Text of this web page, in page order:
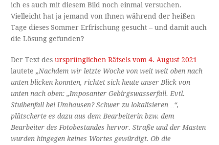
ich es auch mit diesem Bild noch einmal versuchen.
Vielleicht hat ja jemand von Ihnen während der heißen
Tage dieses Sommer Erfrischung gesucht – und damit auch
die Lösung gefunden?
Der Text desursprünglichen Rätsels vom 4. August 2021
lautete„Nachdem wir letzte Woche von weit weit oben nach
unten blicken konnten, richtet sich heute unser Blick von
unten nach oben: „Imposanter Gebirgswasserfall. Evtl.
Stuibenfall bei Umhausen? Schwer zu lokalisieren…“,
plätscherte es dazu aus dem Bearbeiterin bzw. dem
Bearbeiter des Fotobestandes hervor. Straße und der Masten
wurden hingegen keines Wortes gewürdigt. Ob die